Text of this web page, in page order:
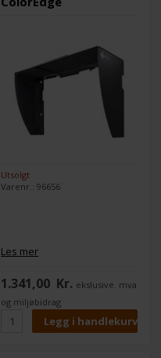
Utsolgt
Varenr.: 96656
Les mer
1.341,00 Kr. ekslusive. mva
og miljøbidrag